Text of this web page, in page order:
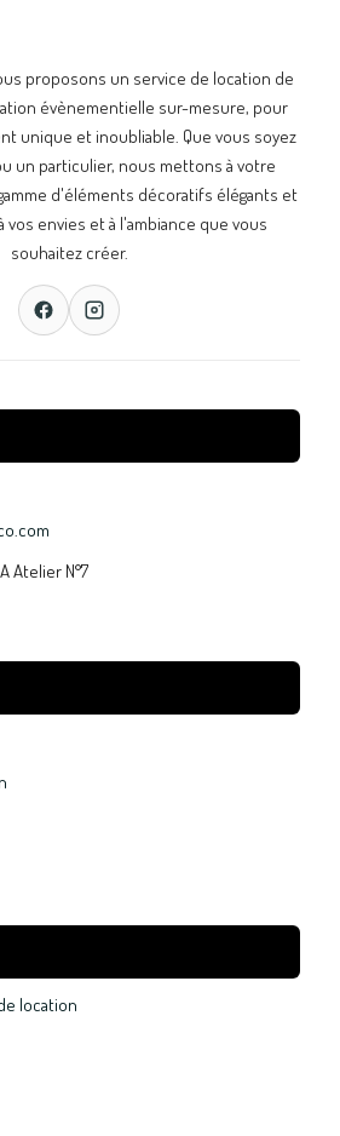
proposons un service de location de
évènementielle sur-mesure, pour
unique et inoubliable. Que vous soyez
un particulier, nous mettons à votre
d'éléments décoratifs élégants et
vos envies et à l'ambiance que vous
souhaitez créer.
Atelier N°7
location